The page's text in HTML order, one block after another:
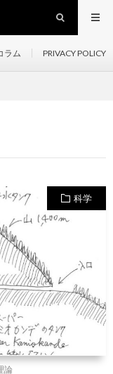
ラム PRIVACY POLICY
科学
論